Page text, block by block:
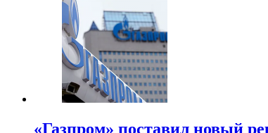
«Газпром» поставил новый